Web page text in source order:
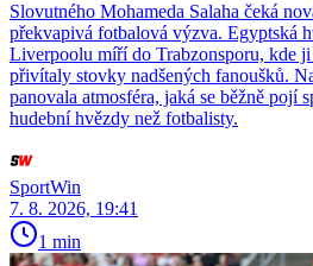
Slovutného Mohameda Salaha čeká
překvapivá fotbalová výzva. Egyptská
Liverpoolu míří do Trabzonsporu, kde
přivítaly stovky nadšených fanoušků.
panovala atmosféra, jaká se běžně pojí
hudební hvězdy než fotbalisty.
SportWin
7. 8. 2026, 19:41
1 min